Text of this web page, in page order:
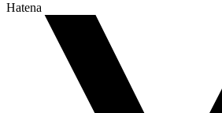
Hatena